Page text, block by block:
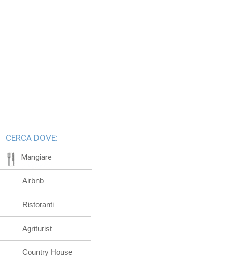
CERCA DOVE:
Mangiare
Airbnb
Ristoranti
Agriturist
Country House